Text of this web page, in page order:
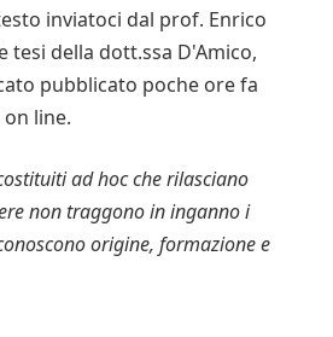
inviatoci dal prof. Enrico
tesi della dott.ssa D'Amico,
pubblicato poche ore fa
line.
ad hoc che rilasciano
non traggono in inganno i
origine, formazione e